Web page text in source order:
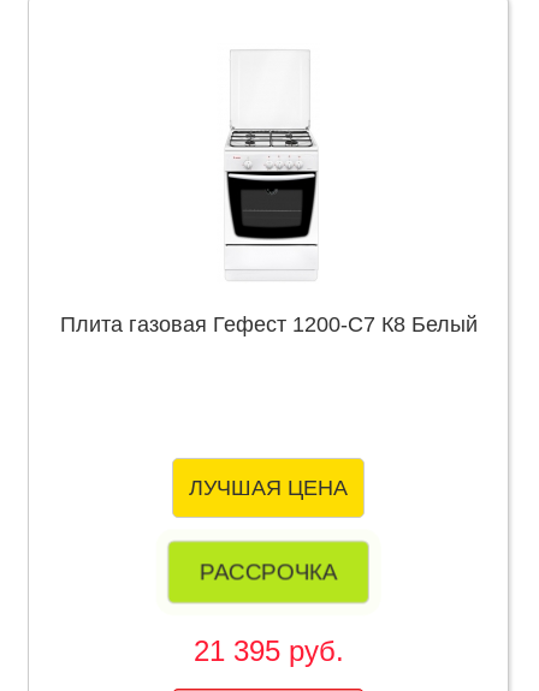
Плита газовая Гефест 1200-С7 К8 Белый
ЛУЧШАЯ ЦЕНА
РАССРОЧКА
21 395 руб.